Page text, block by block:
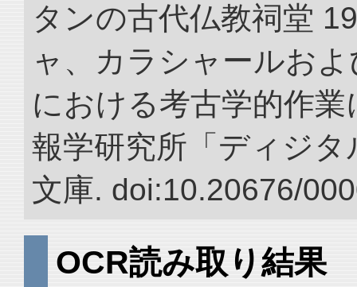
タンの古代仏教祠堂
ャ、カラシャールお
における考古学的作
報学研究所「ディジ
文庫. doi:10.20676/
OCR読み取り結果